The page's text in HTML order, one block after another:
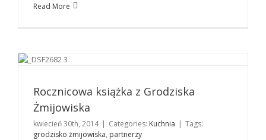
Read More
Rocznicowa książka z Grodziska Żmijowiska
Rocznicowa książka z Grodziska
Żmijowiska
kwiecień 30th, 2014 | Categories: Kuchnia | Tags:
grodzisko żmijowiska, partnerzy